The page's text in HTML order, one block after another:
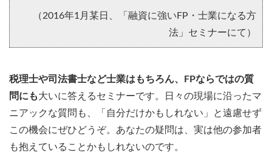
（2016年1月某日、「融資に強いFP・士業になる方
法」セミナーにて）
税理士や司法書士など士業はもちろん、FPならではの質
問にも大いに答えるセミナーです。日々の現場に沿ったマ
ニアックな質問も、「自分だけかもしれない」と遠慮せず
この機会にぜひどうぞ。あなたの疑問は、実は他の参加者
も抱えていることかもしれないのです。